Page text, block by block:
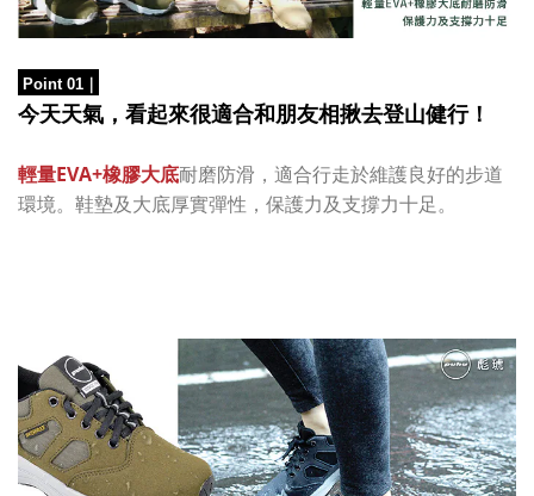
Point 01
今天天氣，看起來很適合和朋友相揪去登山健行！
輕量EVA+橡膠大底耐磨防滑， 適合行走於維護良好的步道
環境。 鞋墊及大底厚實彈性，保護力及支撐力十足。